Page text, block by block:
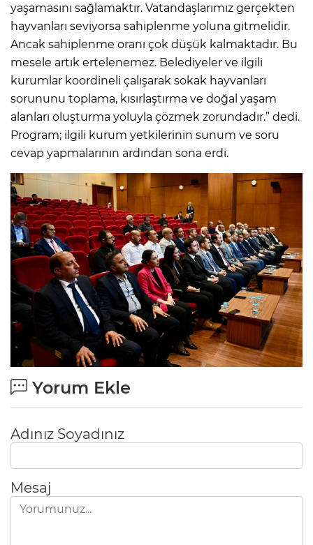
yaşamasını sağlamaktır. Vatandaşlarımız gerçekten
hayvanları seviyorsa sahiplenme yoluna gitmelidir.
Ancak sahiplenme oranı çok düşük kalmaktadır. Bu
mesele artık ertelenemez. Belediyeler ve ilgili
kurumlar koordineli çalışarak sokak hayvanları
sorununu toplama, kısırlaştırma ve doğal yaşam
alanları oluşturma yoluyla çözmek zorundadır.” dedi.
Program; ilgili kurum yetkilerinin sunum ve soru
cevap yapmalarının ardından sona erdi.
Yorum Ekle
Adınız Soyadınız
Mesaj